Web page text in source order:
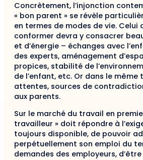
Concrètement, l’injonction
« bon parent » se révèle
en termes de modes de vie. Celui
conformer devra y consacrer
et d’énergie – échanges avec
des experts, aménagement
propices, stabilité de
de l’enfant, etc. Or dans le même
attentes, sources de
aux parents.
Sur le marché du travail en
travailleur » doit répondre à
toujours disponible, de pouvoir
perpétuellement son emploi du
demandes des employeurs,